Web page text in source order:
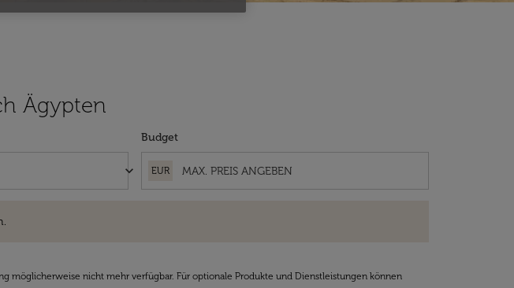
Ägypten
keyboard_arrow_down
Budget
EUR
möglicherweise nicht mehr verfügbar. Für optionale Produkte und Dienstleistungen können